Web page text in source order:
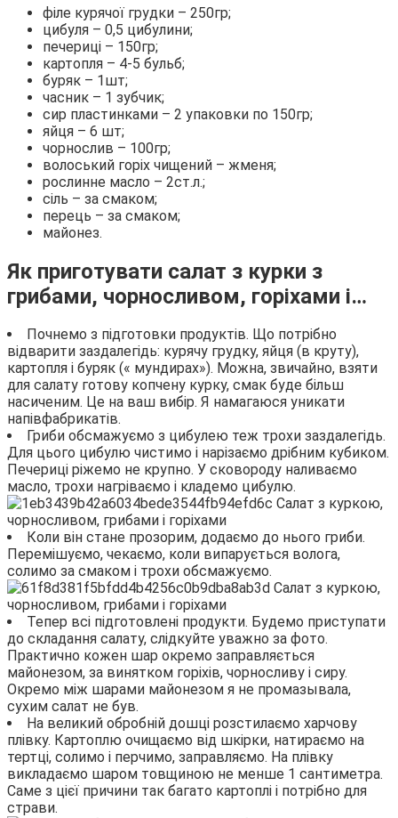
філе курячої грудки – 250гр;
цибуля – 0,5 цибулини;
печериці – 150гр;
картопля – 4-5 бульб;
буряк – 1шт;
часник – 1 зубчик;
сир пластинками – 2 упаковки по 150гр;
яйця – 6 шт;
чорнослив – 100гр;
волоський горіх чищений – жменя;
рослинне масло – 2ст.л.;
сіль – за смаком;
перець – за смаком;
майонез.
Як приготувати салат з курки з
грибами, чорносливом, горіхами і…
Почнемо з підготовки продуктів. Що потрібно
відварити заздалегідь: курячу грудку, яйця (в круту),
картопля і буряк (« мундирах»). Можна, звичайно, взяти
для салату готову копчену курку, смак буде більш
насиченим. Це на ваш вибір. Я намагаюся уникати
напівфабрикатів.
Гриби обсмажуємо з цибулею теж трохи заздалегідь.
Для цього цибулю чистимо і нарізаємо дрібним кубиком.
Печериці ріжемо не крупно. У сковороду наливаємо
масло, трохи нагріваємо і кладемо цибулю.
Коли він стане прозорим, додаємо до нього гриби.
Перемішуємо, чекаємо, коли випарується волога,
солимо за смаком і трохи обсмажуємо.
Тепер всі підготовлені продукти. Будемо приступати
до складання салату, слідкуйте уважно за фото.
Практично кожен шар окремо заправляється
майонезом, за винятком горіхів, чорносливу і сиру.
Окремо між шарами майонезом я не промазывала,
сухим салат не був.
На великий обробній дошці розстилаємо харчову
плівку. Картоплю очищаємо від шкірки, натираємо на
тертці, солимо і перчимо, заправляємо. На плівку
викладаємо шаром товщиною не менше 1 сантиметра.
Саме з цієї причини так багато картоплі і потрібно для
страви.